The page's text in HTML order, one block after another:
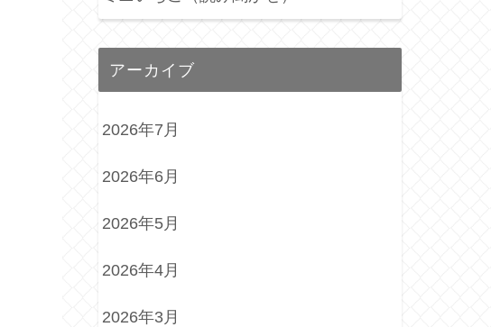
アーカイブ
2026年7月
2026年6月
2026年5月
2026年4月
2026年3月